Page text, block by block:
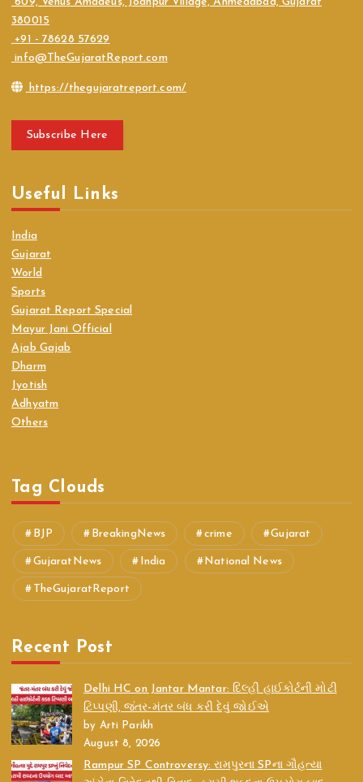
380015
+91 - 78628 57629
info@TheGujaratReport.com
https://thegujaratreport.com/
Subscribe Here
Useful Links
India
Gujarat
World
Sports
Gujarat Report Special
Mayur Jani Official
Ajab Gajab
Dharm
Jyotish
Adhyatm
Others
Tag Clouds
BJP BreakingNews crime Gujarat
GujaratNews India National News
TheGujaratReport
Recent Post
Delhi HC on Jantar Mantar: દિલ્હી હાઈકોર્ટની મોટી
ટિપ્પણી, જંતર-મંતર બંધ કરી દેવું જોઈએ
by Arti Parikh
August 8, 2026
Rampur SP Controversy: રામપુરના SPના ગૌહત્યા